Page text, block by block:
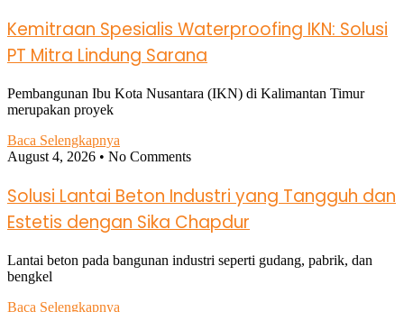
Kemitraan Spesialis Waterproofing IKN: Solusi
PT Mitra Lindung Sarana
Pembangunan Ibu Kota Nusantara (IKN) di Kalimantan Timur
merupakan proyek
Baca Selengkapnya
August 4, 2026
No Comments
Solusi Lantai Beton Industri yang Tangguh dan
Estetis dengan Sika Chapdur
Lantai beton pada bangunan industri seperti gudang, pabrik, dan
bengkel
Baca Selengkapnya